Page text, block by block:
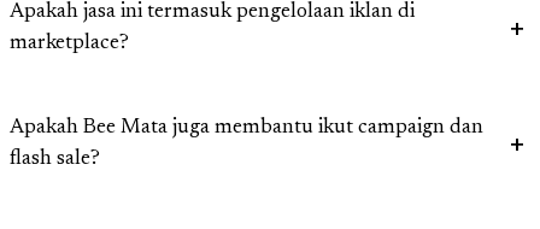
Apakah jasa ini termasuk pengelolaan iklan di
marketplace?
Apakah Bee Mata juga membantu ikut campaign dan
flash sale?